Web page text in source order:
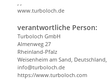
www.turboloch.de
verantwortliche Person:
Turboloch GmbH
Almenweg 27
Rheinland-Pfalz
Weisenheim am Sand,
info@turboloch.de
https://www.turboloch.com